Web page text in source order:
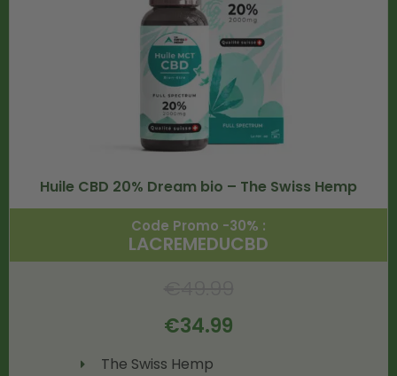
Huile CBD 20% Dream bio – The Swiss Hemp
Code Promo -30% :
LACREMEDUCBD
€34.99
The Swiss Hemp